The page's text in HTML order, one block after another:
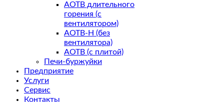
АОТВ длительного
горения (с
вентилятором)
АОТВ-Н (без
вентилятора)
АОТВ (с плитой)
Печи-буржуйки
Предприятие
Услуги
Сервис
Контакты